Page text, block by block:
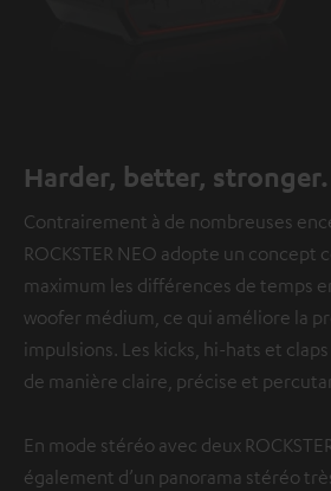
Harder, better, stronger.
Contrairement à de nombreuses
ROCKSTER NEO adopte un concept
maximum les différences de temps
woofer médium, ce qui améliore la
impulsions. Les kicks, hi-hats et
de manière claire, précise et
En mode stéréo avec deux
également d’un panorama stéréo